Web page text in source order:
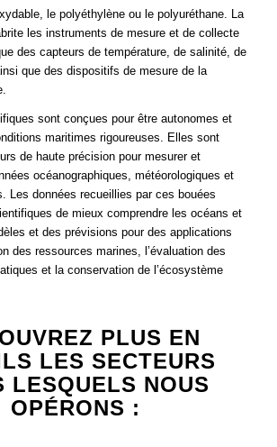
le polyéthylène ou le polyuréthane. La
les instruments de mesure et de collecte
des capteurs de température, de salinité, de
que des dispositifs de mesure de la
sont conçues pour être autonomes et
maritimes rigoureuses. Elles sont
de haute précision pour mesurer et
océanographiques, météorologiques et
Les données recueillies par ces bouées
de mieux comprendre les océans et
et des prévisions pour des applications
des ressources marines, l’évaluation des
et la conservation de l’écosystème
PLUS EN
LES SECTEURS
LESQUELS NOUS
OPÉRONS :